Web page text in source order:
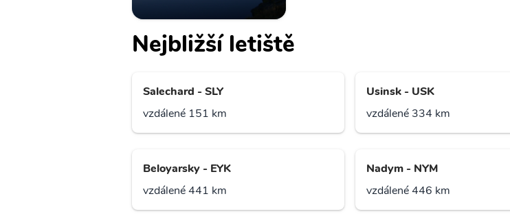
Nejbližší letiště
Salechard - SLY
vzdálené 151 km
Usinsk - USK
vzdálené 334 km
Beloyarsky - EYK
vzdálené 441 km
Nadym - NYM
vzdálené 446 km